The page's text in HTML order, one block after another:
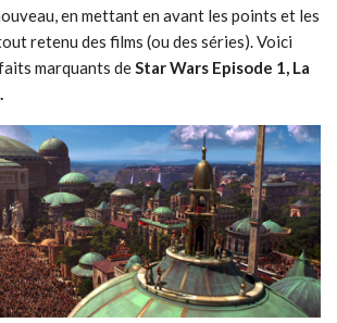
en mettant en avant les points et les
retenu des films (ou des séries). Voici
marquants deStar Wars Episode 1, La